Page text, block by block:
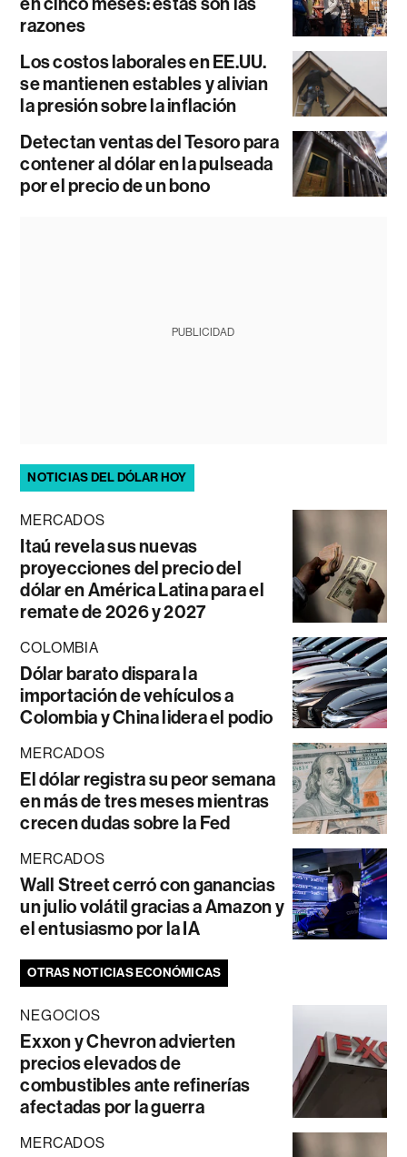
razones
Los costos laborales en EE.UU.
se mantienen estables y alivian
la presión sobre la inflación
Detectan ventas del Tesoro para
contener al dólar en la pulseada
por el precio de un bono
PUBLICIDAD
NOTICIAS DEL DÓLAR HOY
MERCADOS
Itaú revela sus nuevas
proyecciones del precio del
dólar en América Latina para el
remate de 2026 y 2027
COLOMBIA
Dólar barato dispara la
importación de vehículos a
Colombia y China lidera el podio
MERCADOS
El dólar registra su peor semana
en más de tres meses mientras
crecen dudas sobre la Fed
MERCADOS
Wall Street cerró con ganancias
un julio volátil gracias a Amazon y
el entusiasmo por la IA
OTRAS NOTICIAS ECONÓMICAS
NEGOCIOS
Exxon y Chevron advierten
precios elevados de
combustibles ante refinerías
afectadas por la guerra
MERCADOS